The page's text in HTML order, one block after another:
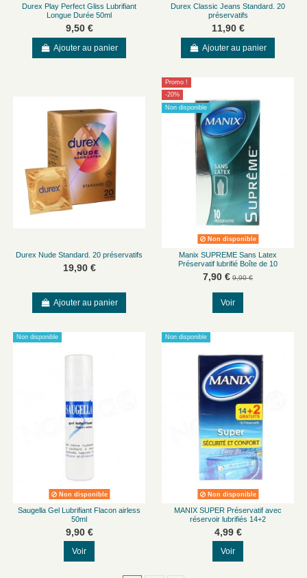
Durex Play Perfect Gliss Lubrifiant
Longue Durée 50ml
9,50 €
Ajouter au panier
Durex Classic Jeans Standard. 20
préservatifs
11,90 €
Ajouter au panier
Durex Nude Standard. 20 préservatifs
19,90 €
Ajouter au panier
Promo !
-20%
Non disponible
Non disponible
Manix SUPREME Sans Latex
Préservatif lubrifié Boîte de 10
7,90 € 9,90 €
Voir
Non disponible
Non disponible
Saugella Gel Lubrifiant Flacon airless
50ml
9,90 €
Voir
Non disponible
Non disponible
MANIX SUPER Préservatif avec
réservoir lubrifiés 14+2
4,99 €
Voir